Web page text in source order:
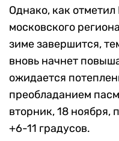
Однако, как
московского
зиме завершится,
вновь начнет
ожидается
преобладанием
вторник, 18 ноября,
+6-11 градусов.